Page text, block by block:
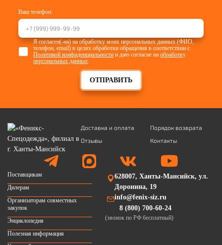
Ваш телефон:
ОТПРАВИТЬ
Я согласен(-на) на обработку моих персональных данных (ФИО,
телефон, email) в целях обработки обращения в соответствии с
Политикой конфиденциальности и даю согласие наобработку
персональных данных
Доставка и оплата
Порядок возврата
Отзывы
Контакты
Поставщикам
Дилерам
Организаторам совместных
закупок
Энциклопедия
Полезная информация
628007, Ханты-Мансийск, ул.
Доронина, 19
info@fenix-siz.ru
8 (800) 700-60-24
(звонок по РФ бесплатный)